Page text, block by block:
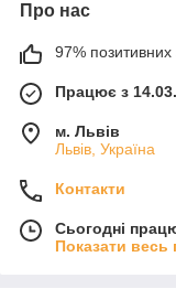
Про нас
97% позитивних
Працює з
м. Львів
Львів, Україна
Контакти
Сьогодні
Показати весь